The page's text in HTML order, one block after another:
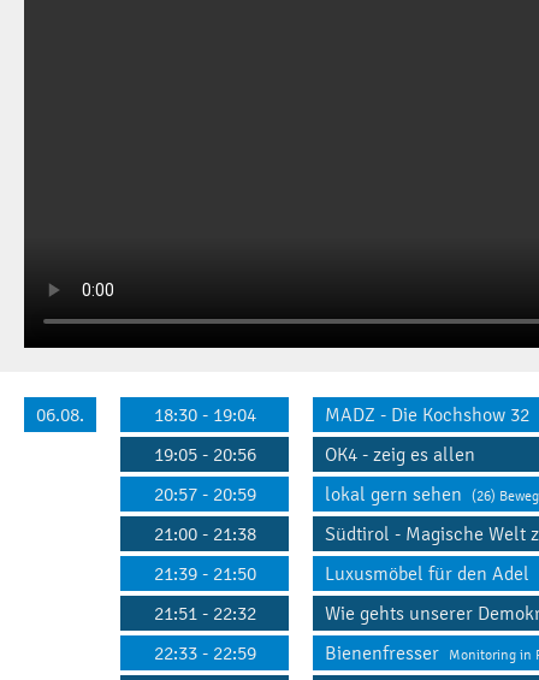
06.08. 18:30 - 19:04
MADZ - Die Kochshow 32
19:05 - 20:56
OK4 - zeig es allen
20:57 - 20:59
lokal gern sehen (26)
21:00 - 21:38
Südtirol - Magische Welt
21:39 - 21:50
Luxusmöbel für den Adel
21:51 - 22:32
Wie gehts unserer
22:33 - 22:59
Bienenfresser Monitoring in